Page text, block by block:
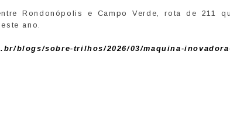
Rondonópolis e Campo Verde, rota de 211
ano.
blogs/sobre-trilhos/2026/03/maquina-